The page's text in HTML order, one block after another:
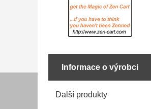
Informace o výrobci
Další produkty